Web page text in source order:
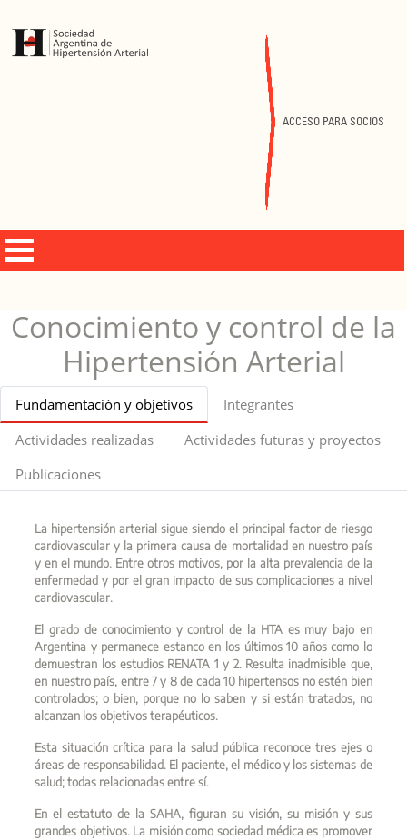
ACCESO PARA SOCIOS
Conocimiento y control de la
Hipertensión Arterial
Fundamentación y objetivos
Integrantes
Actividades realizadas
Actividades futuras y proyectos
Publicaciones
La hipertensión arterial sigue siendo el principal factor de riesgo
cardiovascular y la primera causa de mortalidad en nuestro país
y en el mundo. Entre otros motivos, por la alta prevalencia de la
enfermedad y por el gran impacto de sus complicaciones a nivel
cardiovascular.
El grado de conocimiento y control de la HTA es muy bajo en
Argentina y permanece estanco en los últimos 10 años como lo
demuestran los estudios RENATA 1 y 2. Resulta inadmisible que,
en nuestro país, entre 7 y 8 de cada 10 hipertensos no estén bien
controlados; o bien, porque no lo saben y si están tratados, no
alcanzan los objetivos terapéuticos.
Esta situación crítica para la salud pública reconoce tres ejes o
áreas de responsabilidad. El paciente, el médico y los sistemas de
salud; todas relacionadas entre sí.
En el estatuto de la SAHA, figuran su visión, su misión y sus
grandes objetivos. La misión como sociedad médica es promover